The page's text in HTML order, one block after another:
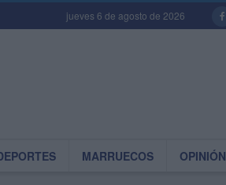
jueves 6 de agosto de 2026
MARRUECOS OPINIÓN